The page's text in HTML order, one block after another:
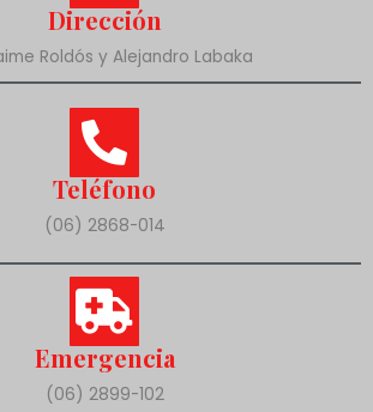
Dirección
Roldós y Alejandro Labaka
Teléfono
(06) 2868-014
Emergencia
(06) 2899-102